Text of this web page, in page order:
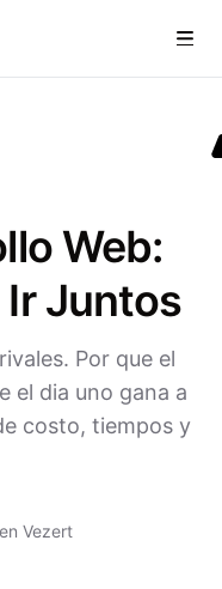
Web:
Ir Juntos
Por que el
el dia uno gana a
costo, tiempos y
Vezert